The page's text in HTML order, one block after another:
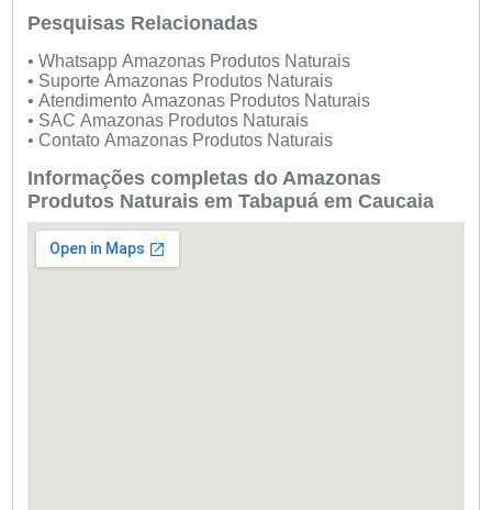
Dom:
Fechado
Pesquisas Relacionadas
• Whatsapp Amazonas Produtos Naturais
• Suporte Amazonas Produtos Naturais
• Atendimento Amazonas Produtos Naturais
• SAC Amazonas Produtos Naturais
• Contato Amazonas Produtos Naturais
Informações completas do Amazonas
Produtos Naturais em Tabapuá em Caucaia